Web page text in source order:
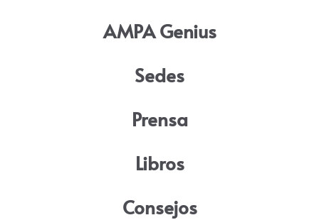
AMPA Genius
Sedes
Prensa
Libros
Consejos